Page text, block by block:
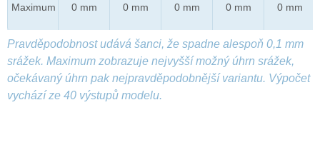
Maximum 0 mm 0 mm 0 mm 0 mm 0 mm
Pravděpodobnost udává šanci, že spadne alespoň 0,1 mm
srážek. Maximum zobrazuje nejvyšší možný úhrn srážek,
očekávaný úhrn pak nejpravděpodobnější variantu. Výpočet
vychází ze 40 výstupů modelu.